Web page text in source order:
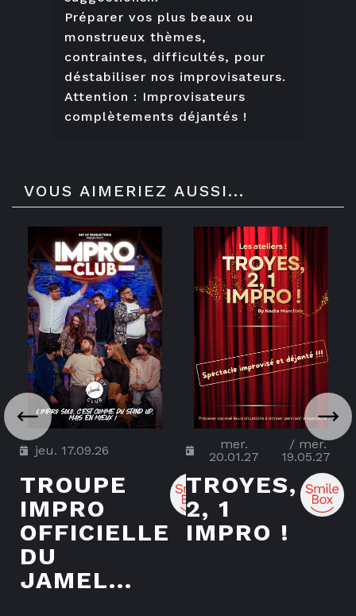
Préparer vos plus beaux ou
monstrueux thèmes,
contraintes, difficultés, pour
déstabiliser nos improvisateurs.
Attention : Improvisateurs
complètements déjantés !
VOUS AIMERIEZ AUSSI...
jeu. 17.09.26
TROUPE
IMPRO
OFFICIELLE
DU
JAMEL...
mer.
20.01.27
/ mer.
19.05.27
TROYES,
2, 1
IMPRO !